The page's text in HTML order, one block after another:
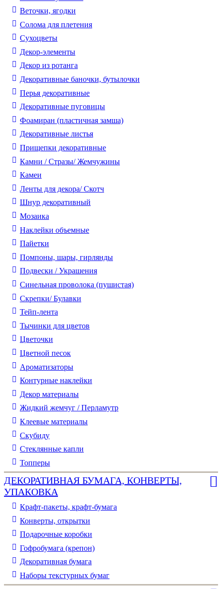
Веточки, ягодки
Солома для плетения
Cухоцветы
Декор-элементы
Декор из ротанга
Декоративные баночки, бутылочки
Перья декоративные
Декоративные пуговицы
Фоамиран (пластичная замша)
Декоративные листья
Прищепки декоративные
Камни / Cтразы/ Жемчужины
Камеи
Ленты для декора/ Скотч
Шнур декоративный
Мозаика
Наклейки объемные
Пайетки
Помпоны, шары, гирлянды
Подвески / Украшения
Синельная проволока (пушистая)
Скрепки/ Булавки
Тейп-лента
Тычинки для цветов
Цветочки
Цветной песок
Ароматизаторы
Контурные наклейки
Декор материалы
Жидкий жемчуг / Перламутр
Клеевые материалы
Скубиду
Стеклянные капли
Топперы
ДЕКОРАТИВНАЯ БУМАГА, КОНВЕРТЫ,
УПАКОВКА
Крафт-пакеты, крафт-бумага
Конверты, открытки
Подарочные коробки
Гофробумага (крепон)
Декоративная бумага
Наборы текстурных бумаг